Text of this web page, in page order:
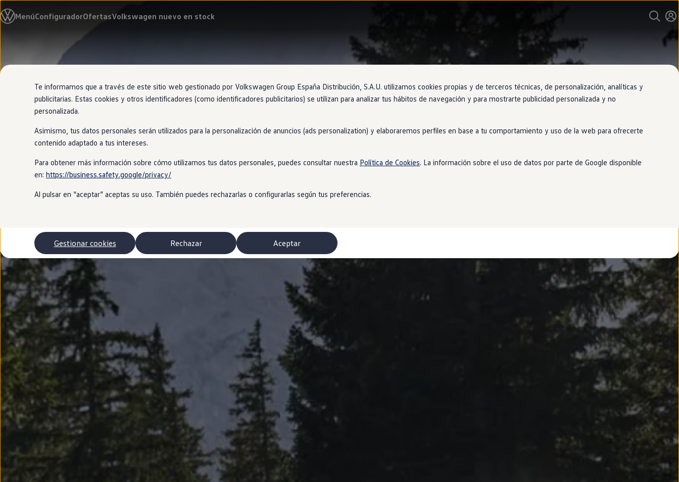
directamente
directamente
página
MenúConfiguradorOfertasVolkswagen nuevo en stock
Modelos y configurador
Nuevo ID. Cross
Compra y ofertas
Volkswagen nuevo en stock
Volkswagen de ocasión
Financiación
My Way
Seguros
Empresas
Autoescuelas
Más sobre eléctricos
Más sobre híbridos
Plan Auto +
Etiquetas DGT
Simulador de autonomía, carga y ahorro
Soluciones de carga
Autonomía
Clientes y posventa
Club Volkswagen
Ofertas posventa
Eventos y experiencias
Beneficios Volkswagen
Asistencia en carretera
Servicios de movilidad
Garantía del fabricante
Beneficios del taller oficial
Rent-a-Car
Servicios digitales
Buscar servicios para tu modelo
Volkswagen Apps, inicio de sesión y tienda
Conectar el móvil con el vehículo
Actualizaciones del software, los mapas y las emisoras de radio
Mantenimiento y reparaciones
Revisiones e ITV
Aceite y líquidos del motor
Baterías
Frenos
Motor y chasis
Aire acondicionado y filtros
Faros y lunas
Carrocería y pintura
Llantas y neumáticos
Recambios Volkswagen
Accesorios y merchandising
Te informamos que a través de este sitio web gestionado por Volkswagen Group España Distribución, S.A.U. utilizamos cookies propias y de terceros técnicas, de personalización, analíticas y
publicitarias. Estas cookies y otros identificadores (como identificadores publicitarios) se utilizan para analizar tus hábitos de navegación y para mostrarte publicidad personalizada y no
personalizada.
Asimismo, tus datos personales serán utilizados para la personalización de anuncios (ads personalization) y elaboraremos perfiles en base a tu comportamiento y uso de la web para ofrecerte
contenido adaptado a tus intereses.
Para obtener más información sobre cómo utilizamos tus datos personales, puedes consultar nuestra Política de Cookies. La información sobre el uso de datos por parte de Google disponible
en: https://business.safety.google/privacy/
Al pulsar en “aceptar” aceptas su uso. También puedes rechazarlas o configurarlas según tus preferencias.
Aceptar
Rechazar
Gestionar cookies